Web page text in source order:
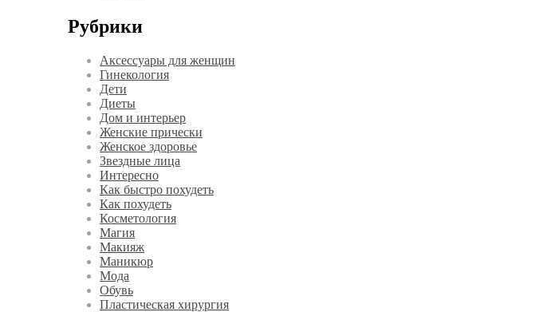
Рубрики
Аксессуары для женщин
Гинекология
Дети
Диеты
Дом и интерьер
Женские прически
Женское здоровье
Звездные лица
Интересно
Как быстро похудеть
Как похудеть
Косметология
Магия
Макияж
Маникюр
Мода
Обувь
Пластическая хирургия